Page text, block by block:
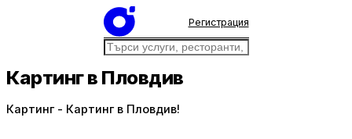
Регистрация
Картинг в Пловдив
Картинг - Картинг в Пловдив!